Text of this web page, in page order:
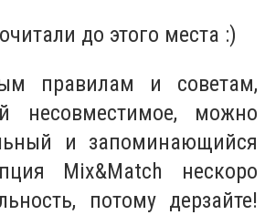
до этого места :)
правилам и советам,
несовместимое, можно
и запоминающийся
Mix&Match нескоро
потому дерзайте!